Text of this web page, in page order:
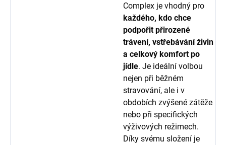
Complex je vhodný pro
každého, kdo chce
podpořit přirozené
trávení, vstřebávání živin
a celkový komfort po
jídle. Je ideální volbou
nejen při běžném
stravování, ale i v
obdobích zvýšené zátěže
nebo při specifických
výživových režimech.
Díky svému složení je